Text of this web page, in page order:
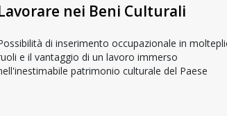
nei Beni Culturali
di inserimento occupazionale in
e il vantaggio di un lavoro immerso
patrimonio culturale del Paese